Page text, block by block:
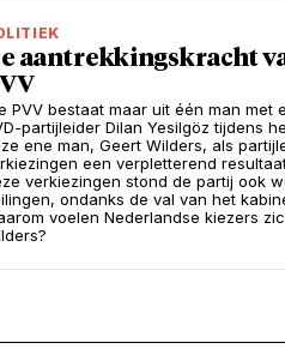
aantrekkingskracht
PVV bestaat maar uit één man met
partijleider Dilan Yesilgöz tijdens
ene man, Geert Wilders, als
een verpletterend
verkiezingen stond de partij ook
ondanks de val van het
voelen Nederlandse kiezers